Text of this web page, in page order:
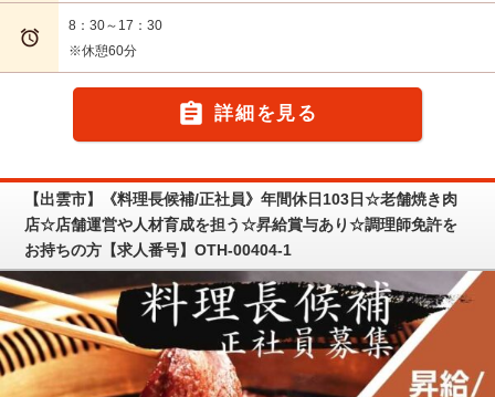

8：30～17：30
※休憩60分
 詳細を見る
【出雲市】《料理長候補/正社員》年間休日103日☆老舗焼き肉
店☆店舗運営や人材育成を担う☆昇給賞与あり☆調理師免許を
お持ちの方【求人番号】OTH-00404-1